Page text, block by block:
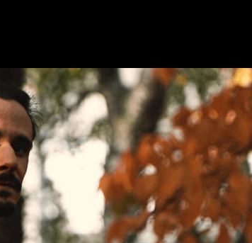
GRUPPER & FÖRETAG
Grupper & teaterombud
Pedagognätverk & skolgrupper